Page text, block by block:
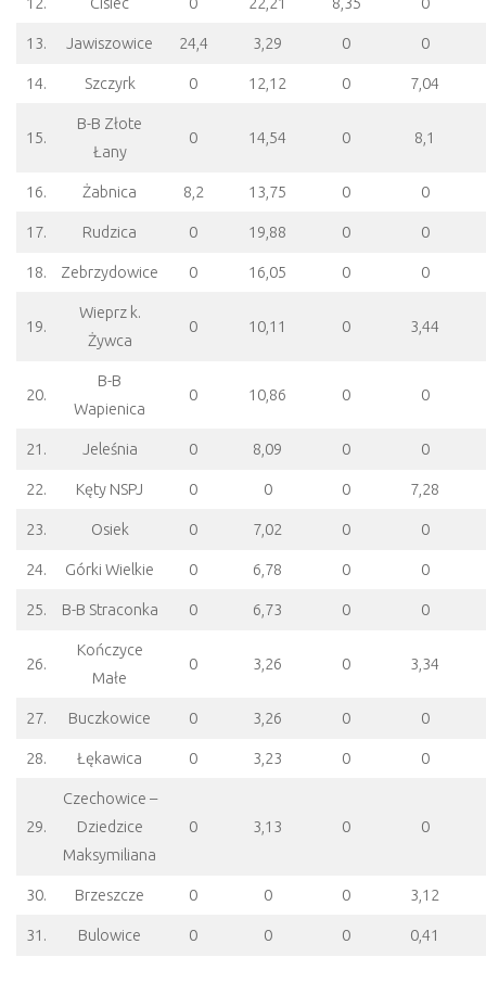
13. Jawiszowice 24,4 3,29 0 0
14. Szczyrk 0 12,12 0 7,04
15.
B-B Złote
Łany
0 14,54 0 8,1
16. Żabnica 8,2 13,75 0 0
17. Rudzica 0 19,88 0 0
18. Zebrzydowice 0 16,05 0 0
19.
Wieprz k.
Żywca
0 10,11 0 3,44
20.
B-B
Wapienica
0 10,86 0 0
21. Jeleśnia 0 8,09 0 0
22. Kęty NSPJ 0 0 0 7,28
23. Osiek 0 7,02 0 0
24. Górki Wielkie 0 6,78 0 0
25. B-B Straconka 0 6,73 0 0
26.
Kończyce
Małe
0 3,26 0 3,34
27. Buczkowice 0 3,26 0 0
28. Łękawica 0 3,23 0 0
29.
Czechowice –
Dziedzice
Maksymiliana
0 3,13 0 0
30. Brzeszcze 0 0 0 3,12
31. Bulowice 0 0 0 0,41